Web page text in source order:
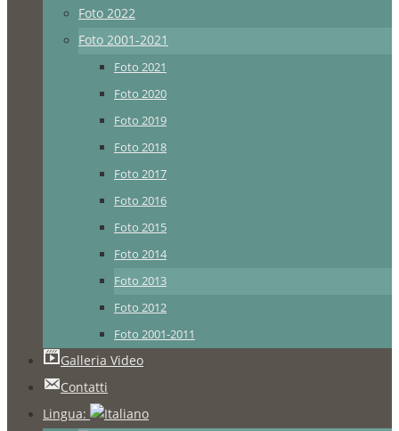
Foto 2022
Foto 2001-2021
Foto 2021
Foto 2020
Foto 2019
Foto 2018
Foto 2017
Foto 2016
Foto 2015
Foto 2014
Foto 2013
Foto 2012
Foto 2001-2011
Galleria Video
Contatti
Lingua: